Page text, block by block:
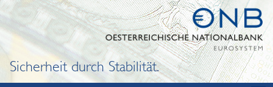
Sicherheit durch Stabilität.